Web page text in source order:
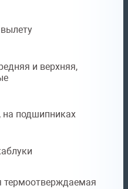
и верхняя,
на подшипниках
термоотверждаемая